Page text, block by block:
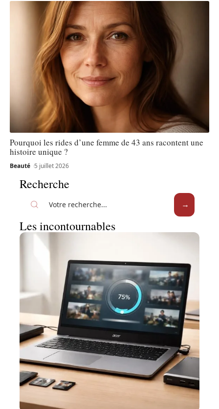
Pourquoi les rides d’une femme de 43 ans racontent une
histoire unique ?
Beauté 5 juillet 2026
Recherche
Les incontournables